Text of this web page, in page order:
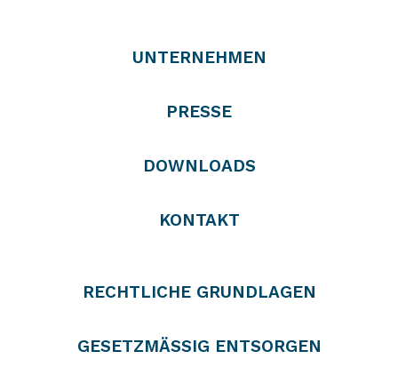
UNTERNEHMEN
PRESSE
DOWNLOADS
KONTAKT
RECHTLICHE GRUNDLAGEN
GESETZMÄSSIG ENTSORGEN